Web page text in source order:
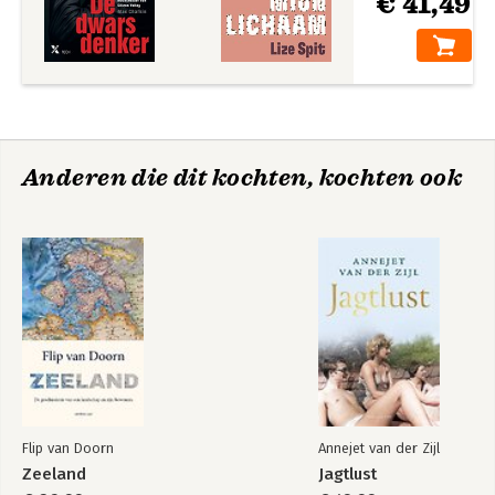
Anderen die dit kochten, kochten ook
Flip van Doorn
Zeeland
Annejet van der Zijl
Jagtlust